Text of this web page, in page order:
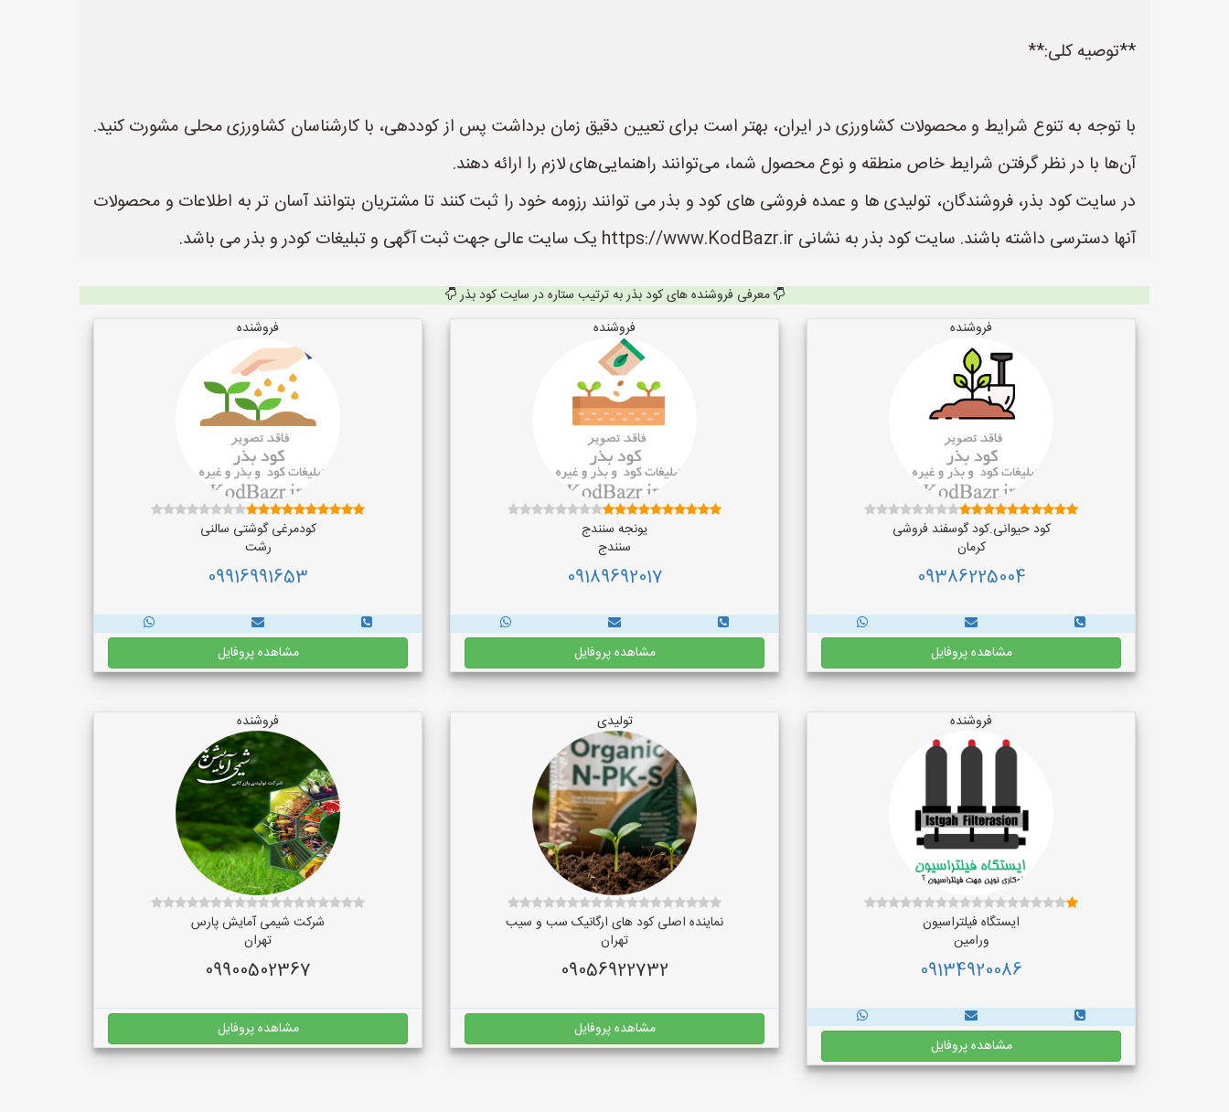
**توصیه کلی:**
با توجه به تنوع شرایط و محصولات کشاورزی در ایران، بهتر است برای تعیین دقیق زمان برداشت پس از کوددهی، با کارشناسان کشاورزی محلی مشورت کنید.
آن‌ها با در نظر گرفتن شرایط خاص منطقه و نوع محصول شما، می‌توانند راهنمایی‌های لازم را ارائه دهند.
در سایت کود بذر، فروشندگان، تولیدی ها و عمده فروشی های کود و بذر می توانند رزومه خود را ثبت کنند تا مشتریان بتوانند آسان تر به اطلاعات و محصولات
آنها دسترسی داشته باشند. سایت کود بذر به نشانی https://www.KodBazr.ir یک سایت عالی جهت ثبت آگهی و تبلیغات کودر و بذر می باشد.
معرفی فروشنده های کود بذر به ترتیب ستاره در سایت کود بذر
فروشنده
کود حیوانی.کود گوسفند فروشی
کرمان
09386225004
مشاهده پروفایل
فروشنده
یونجه سنندج
سنندج
09189692017
مشاهده پروفایل
فروشنده
کودمرغی گوشتی سالنی
رشت
09916991653
مشاهده پروفایل
فروشنده
ایستگاه فیلتراسیون
ورامین
09134920086
مشاهده پروفایل
تولیدی
نماینده اصلی کود های ارگانیک سب و سیب
تهران
09056922732
مشاهده پروفایل
فروشنده
شرکت شیمی آمایش پارس
تهران
09900502367
مشاهده پروفایل